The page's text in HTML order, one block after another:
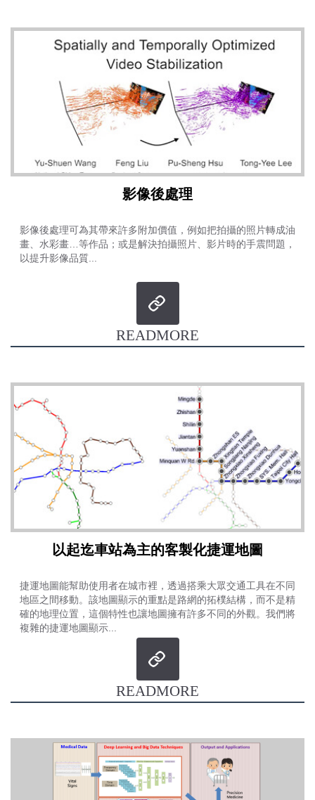
影像後處理
影像後處理可為其帶來許多附加價值，例如把拍攝的照片轉成油
畫、水彩畫…等作品；或是解決拍攝照片、影片時的手震問題，
以提升影像品質...
READMORE
以起迄車站為主的客製化捷運地圖
捷運地圖能幫助使用者在城市裡，透過搭乘大眾交通工具在不同
地區之間移動。該地圖顯示的重點是路網的拓樸結構，而不是精
確的地理位置，這個特性也讓地圖擁有許多不同的外觀。我們將
複雜的捷運地圖顯示...
READMORE